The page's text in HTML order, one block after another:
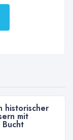
historischer
mit